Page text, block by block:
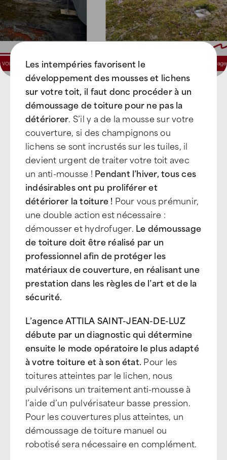
Les intempéries favorisent le
développement des mousses et lichens
sur votre toit, il faut donc procéder à un
démoussage de toiture pour ne pas la
détériorer. S’il y a de la mousse sur votre
couverture, si des champignons ou
lichens se sont incrustés sur les tuiles, il
devient urgent de traiter votre toit avec
un anti-mousse ! Pendant l’hiver, tous ces
indésirables ont pu proliférer et
détériorer la toiture ! Pour vous prémunir,
une double action est nécessaire :
démousser et hydrofuger. Le démoussage
de toiture doit être réalisé par un
professionnel afin de protéger les
matériaux de couverture, en réalisant une
prestation dans les règles de l’art et de la
sécurité.
L’agence ATTILA SAINT-JEAN-DE-LUZ
débute par un diagnostic qui détermine
ensuite le mode opératoire le plus adapté
à votre toiture et à son état. Pour les
toitures atteintes par le lichen, nous
pulvérisons un traitement anti-mousse à
l’aide d’un pulvérisateur basse pression.
Pour les couvertures plus atteintes, un
démoussage de toiture manuel ou
robotisé sera nécessaire en complément.